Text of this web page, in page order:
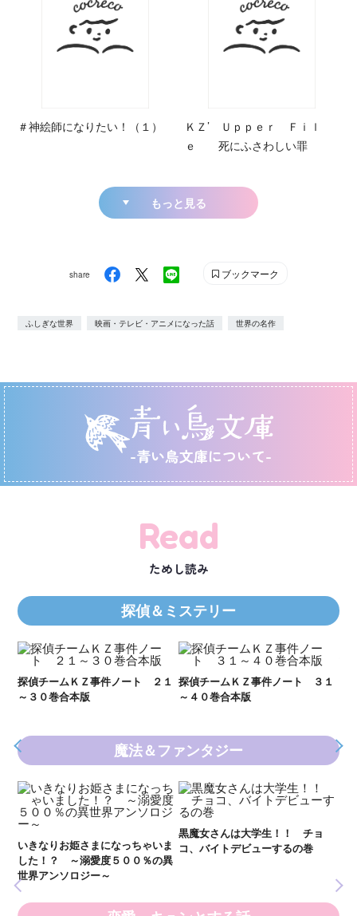
＃神絵師になりたい！（１）
ＫＺ’ Ｕｐｐｅｒ Ｆｉｌ
ｅ 死にふさわしい罪
もっと見る
share ブックマーク
ふしぎな世界 映画・テレビ・アニメになった話 世界の名作
-青い鳥文庫について-
Read
ためし読み
探偵＆ミステリー
探偵チームＫＺ事件ノート ３１
～４０巻合本版
探偵チームＫＺ事件ノート １１
～２０巻合本版
魔法＆ファンタジー
コ、バイトデビューするの巻
新 妖界ナビ・ルナ１～１１ 全
１１巻合本版